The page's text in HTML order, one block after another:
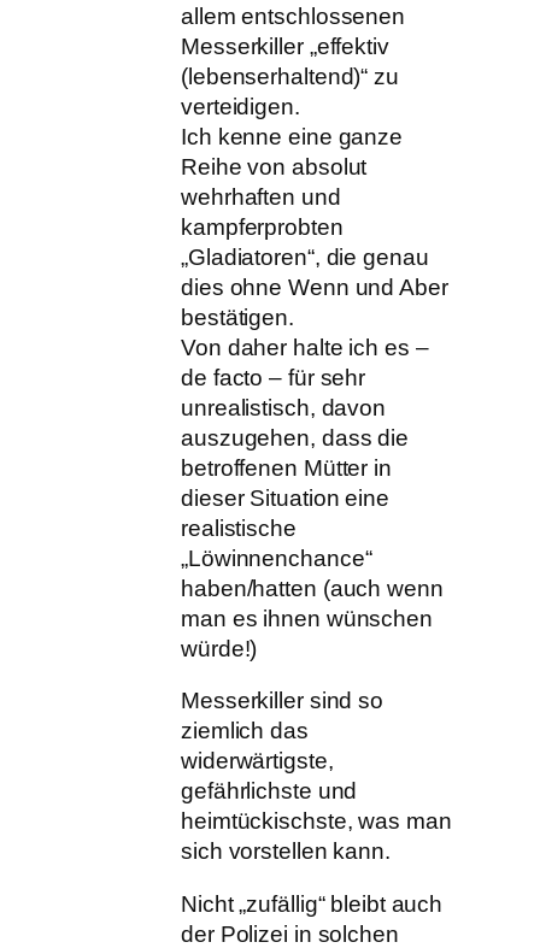
allem entschlossenen
Messerkiller „effektiv
(lebenserhaltend)“ zu
verteidigen.
Ich kenne eine ganze
Reihe von absolut
wehrhaften und
kampferprobten
„Gladiatoren“, die genau
dies ohne Wenn und Aber
bestätigen.
Von daher halte ich es –
de facto – für sehr
unrealistisch, davon
auszugehen, dass die
betroffenen Mütter in
dieser Situation eine
realistische
„Löwinnenchance“
haben/hatten (auch wenn
man es ihnen wünschen
würde!)
Messerkiller sind so
ziemlich das
widerwärtigste,
gefährlichste und
heimtückischste, was man
sich vorstellen kann.
Nicht „zufällig“ bleibt auch
der Polizei in solchen